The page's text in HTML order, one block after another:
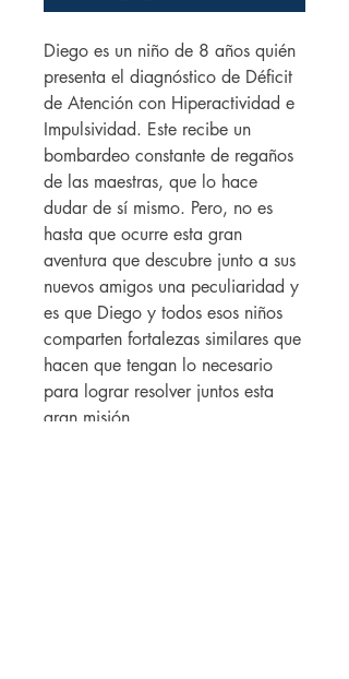
Diego es un niño de 8 años quién
presenta el diagnóstico de Déficit
de Atención con Hiperactividad e
Impulsividad. Este recibe un
bombardeo constante de regaños
de las maestras, que lo hace
dudar de sí mismo. Pero, no es
hasta que ocurre esta gran
aventura que descubre junto a sus
nuevos amigos una peculiaridad y
es que Diego y todos esos niños
comparten fortalezas similares que
hacen que tengan lo necesario
para lograr resolver juntos esta
gran misión.